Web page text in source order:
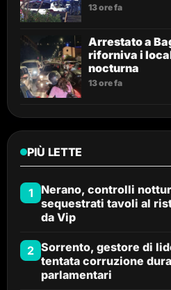
13 ore fa
Arrestato a
riforniva i
nocturna
13 ore fa
PIÙ LETTE
1
Nerano, controlli
sequestrati tavoli al
da Vip
2 Sorrento, gestore di
tentata corruzione
parlamentari